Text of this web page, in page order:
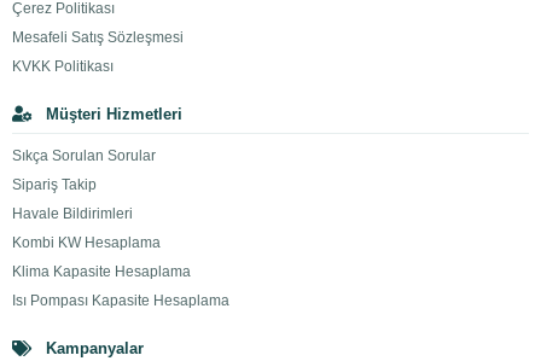
Çerez Politikası
Mesafeli Satış Sözleşmesi
KVKK Politikası
Müşteri Hizmetleri
Sıkça Sorulan Sorular
Sipariş Takip
Havale Bildirimleri
Kombi KW Hesaplama
Klima Kapasite Hesaplama
Isı Pompası Kapasite Hesaplama
Kampanyalar